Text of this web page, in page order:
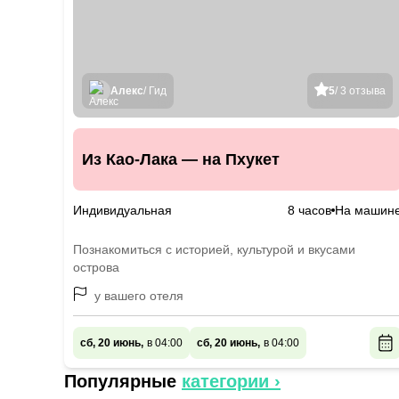
5/ 3 отзыва
Алекс/ Гид
Из Као-Лака — на Пхукет
Индивидуальная 8 часов На
Познакомиться с историей, культурой и вкусами
острова
у вашего отеля
сб, 20 июнь, в 04:00 сб, 20 июнь, в 04:00
Популярные категории ›